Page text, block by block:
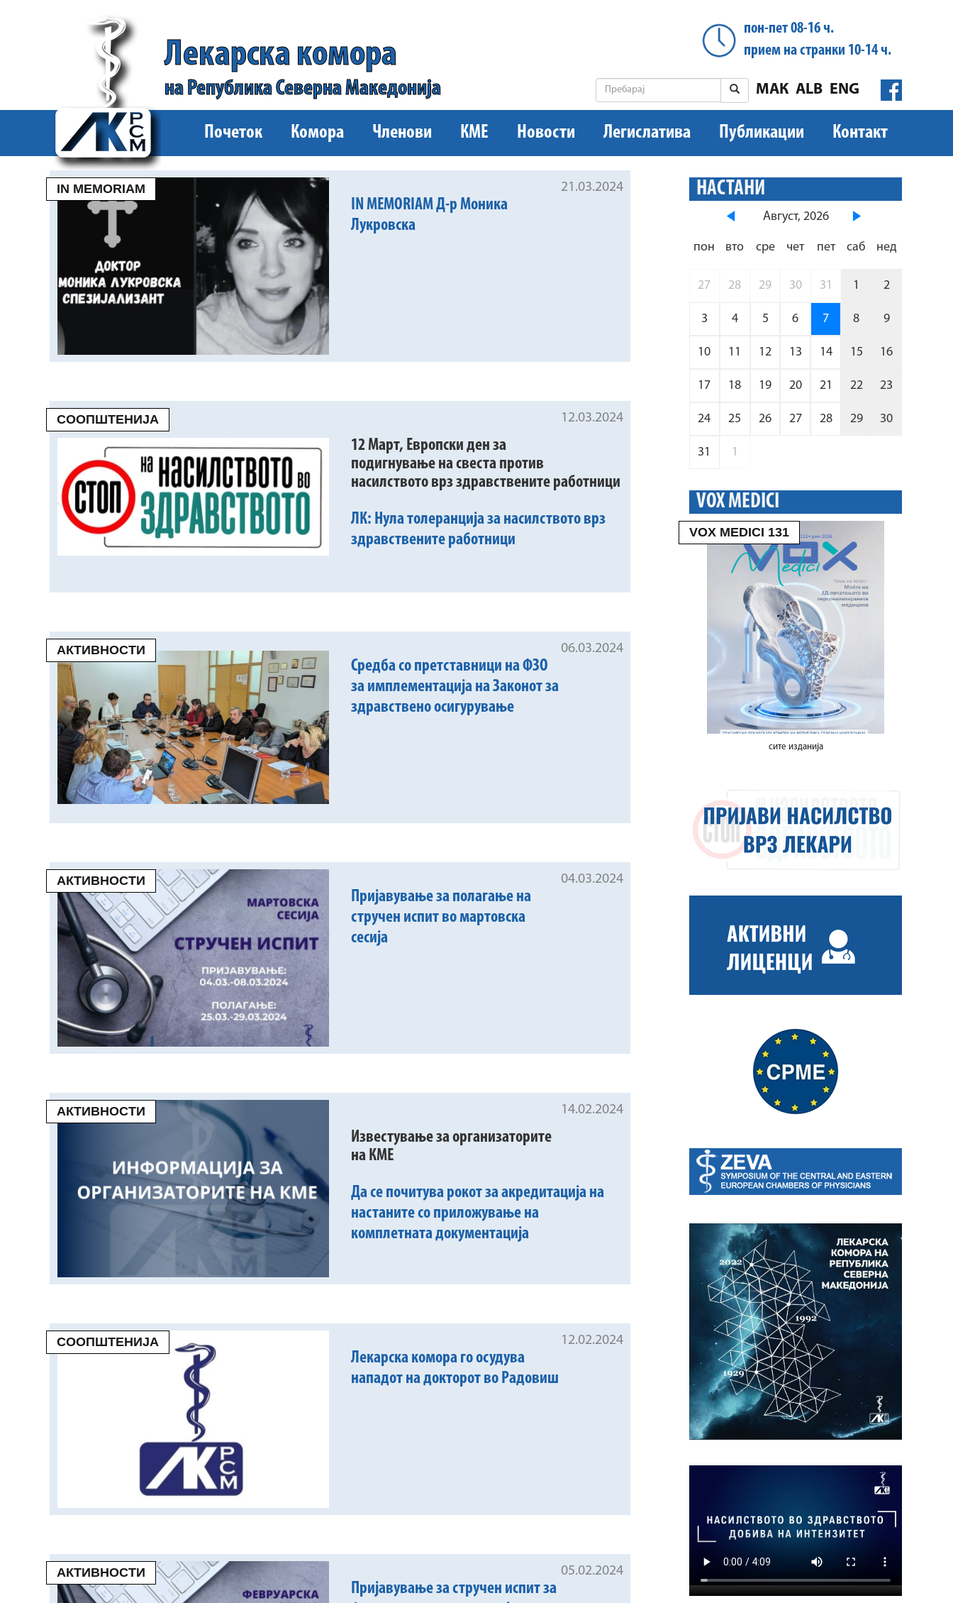
Лекарска комора
на Република Северна Македонија
пон-пет 08-16 ч.
прием на странки 10-14 ч.
ENG
ALB
МАК
Почеток Комора Членови КМЕ Новости Легислатива Публикации Контакт
IN MEMORIAM 21.03.2024
IN MEMORIAM Д-р Моника
Лукровска
СООПШТЕНИЈА 12.03.2024
12 Март, Европски ден за
подигнување на свеста против
насилството врз здравствените работници
ЛК: Нула толеранција за насилството врз
здравствените работници
АКТИВНОСТИ 06.03.2024
Средба со претставници на ФЗО
за имплементација на Законот за
здравствено осигурување
АКТИВНОСТИ 04.03.2024
Пријавување за полагање на
стручен испит во мартовска
сесија
АКТИВНОСТИ 14.02.2024
Известување за организаторите
на КМЕ
Да се почитува рокот за акредитација на
настаните со приложување на
комплетната документација
СООПШТЕНИЈА 12.02.2024
Лекарска комора го осудува
нападот на докторот во Радовиш
АКТИВНОСТИ 05.02.2024
Пријавување за стручен испит за
НАСТАНИ
Август, 2026
пон вто сре чет пет саб нед
27 28 29 30 31 1 2
3 4 5 6 7 8 9
10 11 12 13 14 15 16
17 18 19 20 21 22 23
24 25 26 27 28 29 30
31 1
VOX MEDICI
VOX MEDICI 131
сите изданија